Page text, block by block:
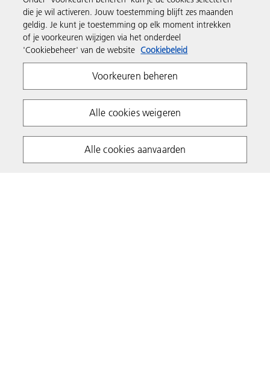
die je wil activeren. Jouw toestemming blijft zes maanden
geldig. Je kunt je toestemming op elk moment intrekken
of je voorkeuren wijzigen via het onderdeel
'Cookiebeheer' van de website Cookiebeleid
Voorkeuren beheren
Alle cookies weigeren
Alle cookies aanvaarden